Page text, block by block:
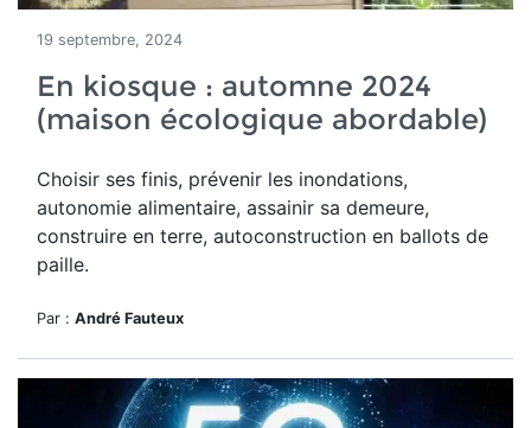
19 septembre, 2024
En kiosque : automne 2024
(maison écologique abordable)
Choisir ses finis, prévenir les inondations,
autonomie alimentaire, assainir sa demeure,
construire en terre, autoconstruction en ballots de
paille.
Par : André Fauteux